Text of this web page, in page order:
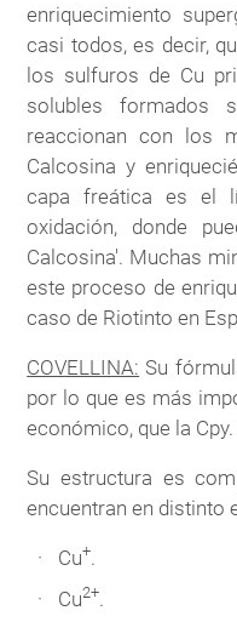
enriquecimiento
casi todos, es decir,
los sulfuros de Cu
solubles formados
reaccionan con los
Calcosina y
capa freática es el
oxidación, donde
Calcosina'. Muchas
este proceso de
caso de Riotinto en
COVELLINA: Su
por lo que es más
económico, que la
Su estructura es
encuentran en distinto
Cu+.
Cu2+.